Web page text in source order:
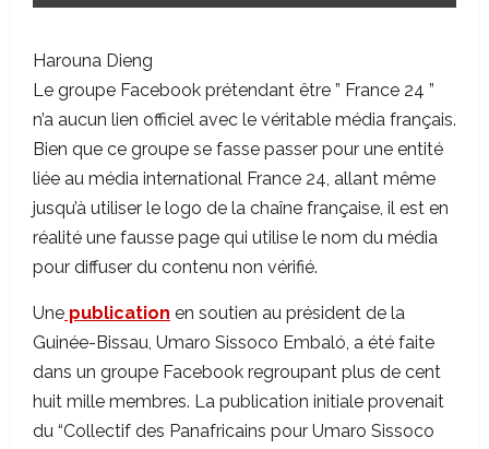
Harouna Dieng
Le groupe Facebook prétendant être ” France 24 ”
n’a aucun lien officiel avec le véritable média français.
Bien que ce groupe se fasse passer pour une entité
liée au média international France 24, allant même
jusqu’à utiliser le logo de la chaîne française, il est en
réalité une fausse page qui utilise le nom du média
pour diffuser du contenu non vérifié.
Une publication en soutien au président de la
Guinée-Bissau, Umaro Sissoco Embaló, a été faite
dans un groupe Facebook regroupant plus de cent
huit mille membres. La publication initiale provenait
du “Collectif des Panafricains pour Umaro Sissoco